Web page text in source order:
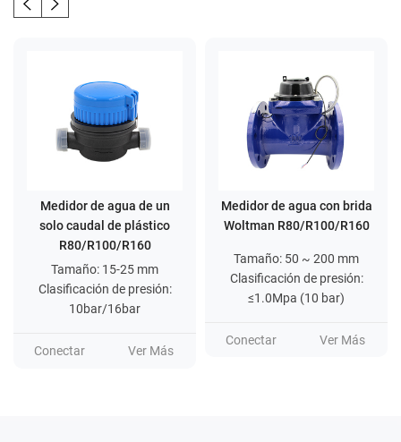
Medidor de agua de un
solo caudal de plástico
R80/R100/R160
Tamaño: 15-25 mm
Clasificación de presión:
10bar/16bar
Conectar Ver Más
Medidor de agua con brida
Woltman R80/R100/R160
Tamaño: 50 ~ 200 mm
Clasificación de presión:
≤1.0Mpa (10 bar)
Conectar Ver Más